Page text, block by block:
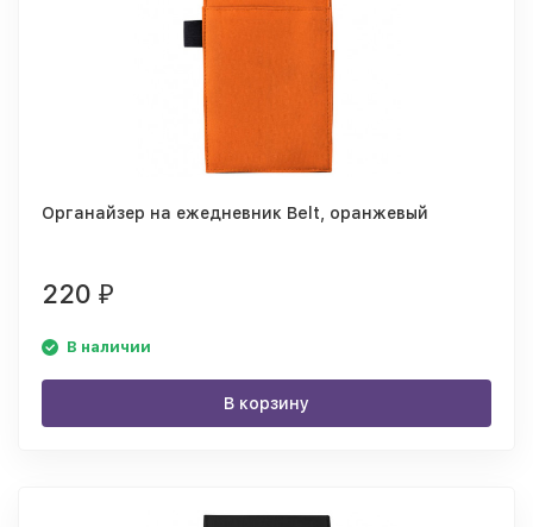
Органайзер на ежедневник Belt, оранжевый
220 ₽
В наличии
В корзину